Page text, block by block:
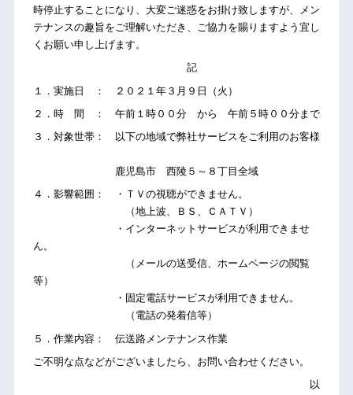
時停止することになり、大変ご迷惑をお掛け致しますが、メン
テナンスの趣旨をご理解いただき、ご協力を賜りますよう宜し
くお願い申し上げます。
記
１．実施日 ： ２０２１年３月９日（火）
２．時 間 ： 午前１時００分 から 午前５時００分まで
３．対象世帯： 以下の地域で弊社サービスをご利用のお客様
鹿児島市 西陵５～８丁目全域
４．影響範囲： ・ＴＶの視聴ができません。
（地上波、ＢＳ、ＣＡＴＶ）
・インターネットサービスが利用できませ
ん。
（メールの送受信、ホームページの閲覧
等）
・固定電話サービスが利用できません。
（電話の発着信等）
５．作業内容： 伝送路メンテナンス作業
ご不明な点などがございましたら、お問い合わせください。
以